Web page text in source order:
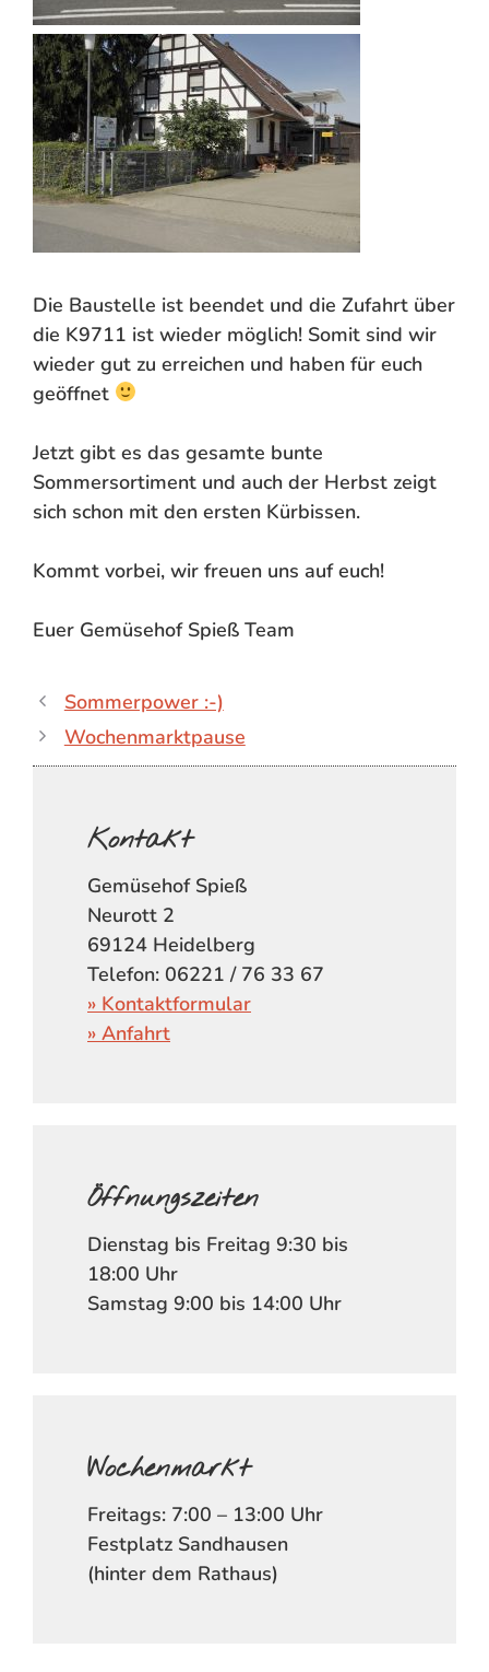
Die Baustelle ist beendet und die Zufahrt über
die K9711 ist wieder möglich! Somit sind wir
wieder gut zu erreichen und haben für euch
geöffnet
Jetzt gibt es das gesamte bunte
Sommersortiment und auch der Herbst zeigt
sich schon mit den ersten Kürbissen.
Kommt vorbei, wir freuen uns auf euch!
Euer Gemüsehof Spieß Team
Sommerpower :-)
Wochenmarktpause
Kontakt
Gemüsehof Spieß
Neurott 2
69124 Heidelberg
Telefon: 06221 / 76 33 67
» Kontaktformular
» Anfahrt
Öffnungszeiten
Dienstag bis Freitag 9:30 bis
18:00 Uhr
Samstag 9:00 bis 14:00 Uhr
Wochenmarkt
Freitags: 7:00 – 13:00 Uhr
Festplatz Sandhausen
(hinter dem Rathaus)